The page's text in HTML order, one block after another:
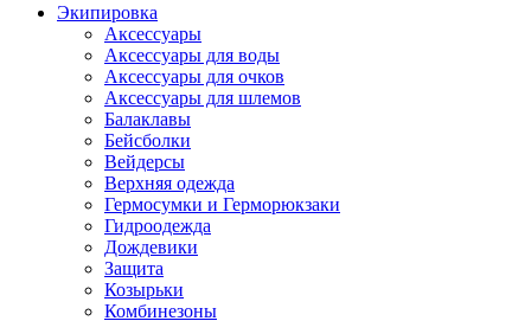
Экипировка
Аксессуары
Аксессуары для воды
Аксессуары для очков
Аксессуары для шлемов
Балаклавы
Бейсболки
Вейдерсы
Верхняя одежда
Гермосумки и Герморюкзаки
Гидроодежда
Дождевики
Защита
Козырьки
Комбинезоны